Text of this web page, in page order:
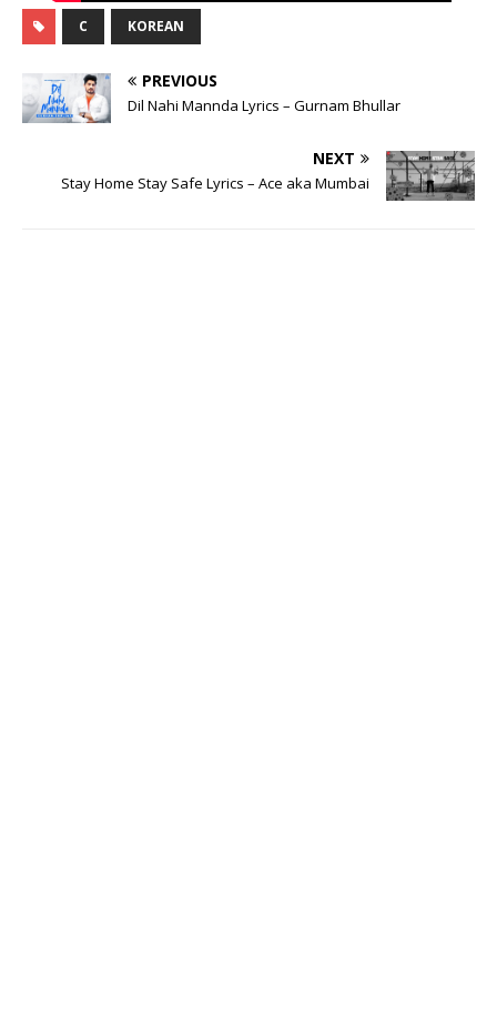
C KOREAN
PREVIOUS
Dil Nahi Mannda Lyrics – Gurnam Bhullar
NEXT
Stay Home Stay Safe Lyrics – Ace aka Mumbai